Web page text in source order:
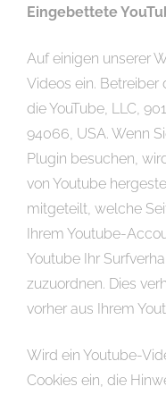
Eingebettete
Auf einigen unserer
Videos ein. Betreiber
die YouTube, LLC,
94066, USA. Wenn
Plugin besuchen,
von Youtube
mitgeteilt, welche
Ihrem Youtube-
Youtube Ihr
zuzuordnen. Dies
vorher aus Ihrem
Wird ein Youtube-
Cookies ein, die